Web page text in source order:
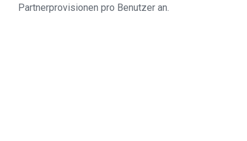
Partnerprovisionen pro Benutzer an.